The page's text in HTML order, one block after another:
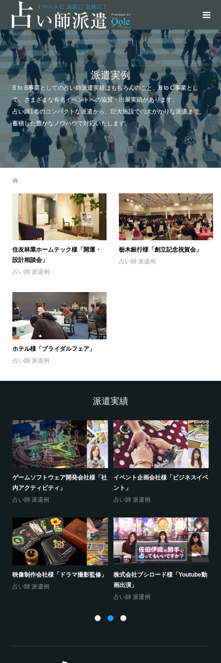
派遣実例
B to B事業としての占い師派遣実績はもちろんのこと、B to C事業とし
て、さまざまな有名イベントへの協賛・出展実績があります。
占い師1名のコンパクトな派遣から、巨大施設での大がかりな派遣まで、
蓄積した豊かなノウハウで対応いたします。
住友林業ホームテック様「開運・
設計相談会」
占い師 派遣例
栃木銀行様「創立記念祝賀会」
占い師 派遣例
ホテル様「ブライダルフェア」
占い師 派遣例
派遣実績
ゲームソフトウェア開発会社様「社
内アクティビティ」
占い師 派遣例
イベント企画会社様「ビジネスイベ
ント」
占い師 派遣例
映像制作会社様「ドラマ撮影監修」
占い師 派遣例
株式会社ブシロード様「Youtube動
画出演」
占い師 派遣例